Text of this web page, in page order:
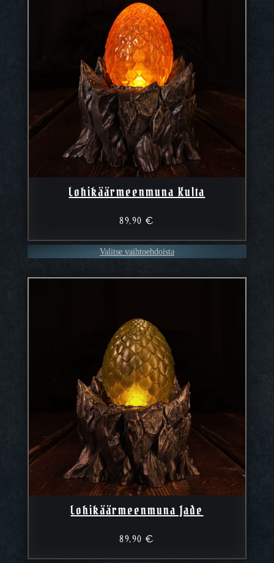
Lohikäärmeenmuna Kulta
89,90€
Valitse vaihtoehdoista
Lohikäärmeenmuna Jade
89,90€